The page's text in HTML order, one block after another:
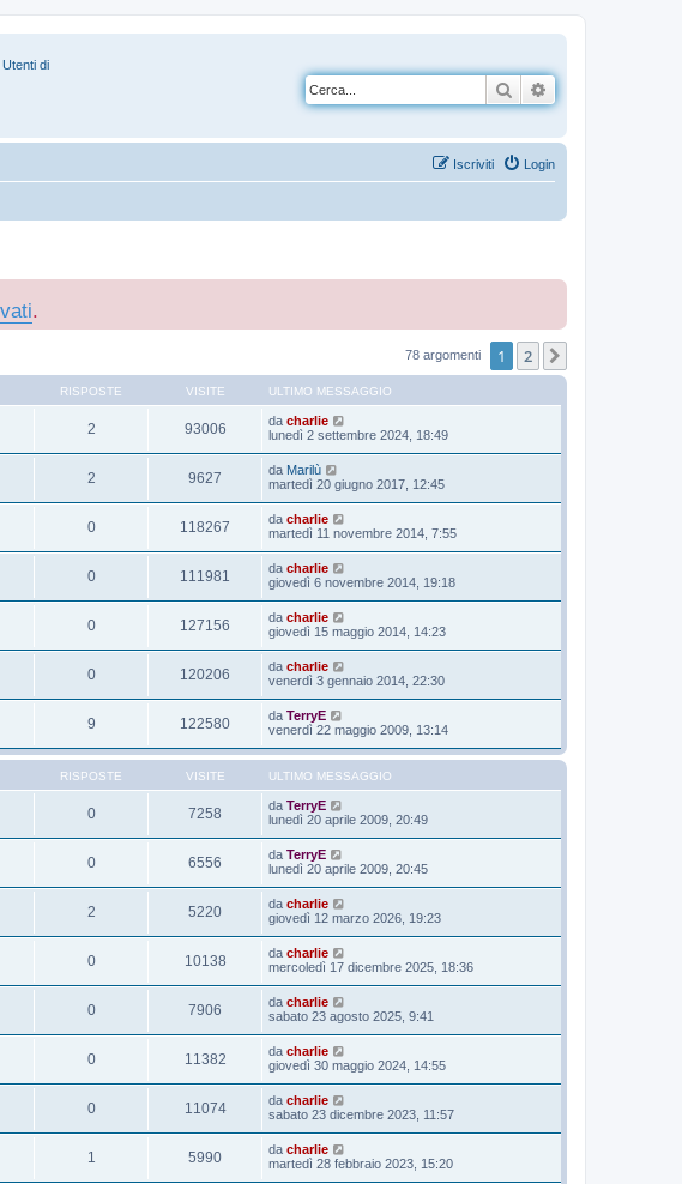
di
Cerca
Login
Iscriviti
.
78 argomenti 1 2
RISPOSTE VISITE ULTIMO MESSAGGIO
2 93006 da charlie
lunedì 2 settembre 2024, 18:49
2 9627 da Marilù
martedì 20 giugno 2017, 12:45
0 118267 da charlie
martedì 11 novembre 2014, 7:55
0 111981 da charlie
giovedì 6 novembre 2014, 19:18
0 127156 da charlie
giovedì 15 maggio 2014, 14:23
0 120206 da charlie
venerdì 3 gennaio 2014, 22:30
9 122580 da TerryE
venerdì 22 maggio 2009, 13:14
RISPOSTE VISITE ULTIMO MESSAGGIO
0 7258 da TerryE
lunedì 20 aprile 2009, 20:49
0 6556 da TerryE
lunedì 20 aprile 2009, 20:45
2 5220 da charlie
giovedì 12 marzo 2026, 19:23
0 10138 da charlie
mercoledì 17 dicembre 2025, 18:36
0 7906 da charlie
sabato 23 agosto 2025, 9:41
0 11382 da charlie
giovedì 30 maggio 2024, 14:55
0 11074 da charlie
sabato 23 dicembre 2023, 11:57
1 5990 da charlie
martedì 28 febbraio 2023, 15:20